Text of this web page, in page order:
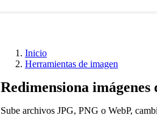
Inicio
Herramientas de imagen
Redimensiona
Sube archivos JPG, PNG o WebP,